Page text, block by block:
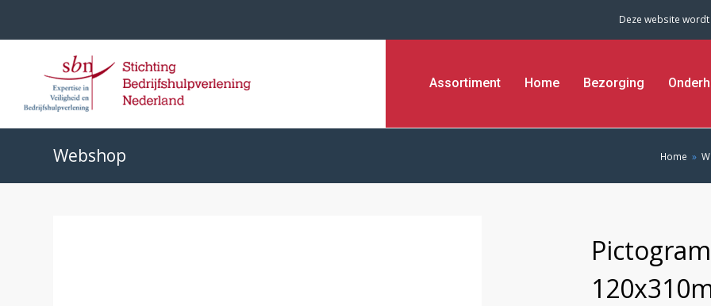
Deze website
Assortiment Home Bezorging
Webshop Home »